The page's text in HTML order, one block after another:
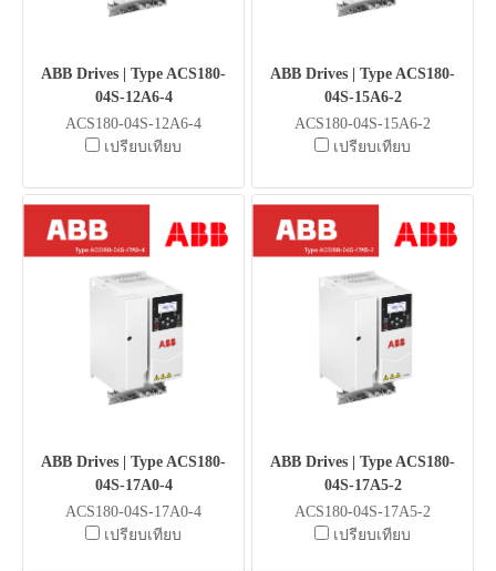
ABB Drives | Type ACS180-
04S-12A6-4
ACS180-04S-12A6-4
เปรียบเทียบ
ABB Drives | Type ACS180-
04S-15A6-2
ACS180-04S-15A6-2
เปรียบเทียบ
ABB Drives | Type ACS180-
04S-17A0-4
ACS180-04S-17A0-4
เปรียบเทียบ
ABB Drives | Type ACS180-
04S-17A5-2
ACS180-04S-17A5-2
เปรียบเทียบ